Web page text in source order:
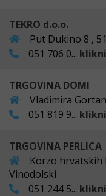
TEKRO d.o.o.
Put Dukino 8 ,
051 706 0...
TRGOVINA DOMI
Vladimira
051 819 9...
TRGOVINA PERLICA
Korzo
Vinodolski
051 244 5...